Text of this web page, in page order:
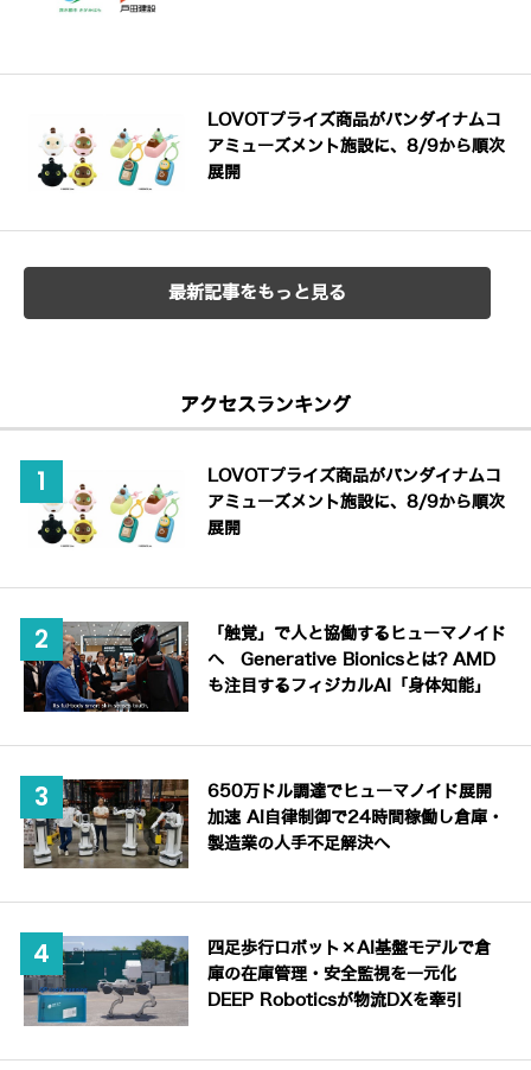
LOVOTプライズ商品がバンダイナムコ
アミューズメント施設に、8/9から順次
展開
最新記事をもっと見る
アクセスランキング
LOVOTプライズ商品がバンダイナムコ
アミューズメント施設に、8/9から順次
展開
「触覚」で人と協働するヒューマノイド
へ Generative Bionicsとは? AMD
も注目するフィジカルAI「身体知能」
650万ドル調達でヒューマノイド展開
加速 AI自律制御で24時間稼働し倉庫・
製造業の人手不足解決へ
四足歩行ロボット×AI基盤モデルで倉
庫の在庫管理・安全監視を一元化
DEEP Roboticsが物流DXを牽引